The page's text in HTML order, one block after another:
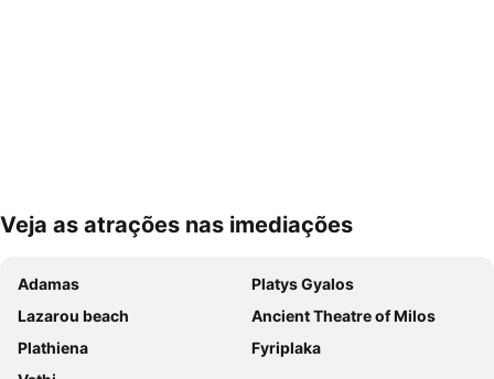
Ampliar mapa
Veja as atrações nas imediações
Adamas
Platys Gyalos
Lazarou beach
Ancient Theatre of Milos
Plathiena
Fyriplaka